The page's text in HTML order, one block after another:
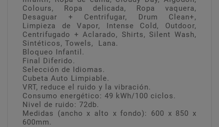
Colours, Ropa delicada, Ropa vaquera,
Desaguar + Centrifugar, Drum Clean+,
Limpieza de Vapor, Intense Cold, Outdoor,
Centrifugado + Aclarado, Shirts, Silent Wash,
Sintéticos, Towels, Lana.
Bloqueo Infantil.
Final Diferido.
Selección de Idiomas.
Cubeta Auto Limpiable.
VRT, reduce el ruido y la vibración.
Consumo energético: 49 kWh/100 ciclos.
Nivel de ruido: 72db.
Medidas (ancho x alto x fondo): 600 x 850 x
600mm.